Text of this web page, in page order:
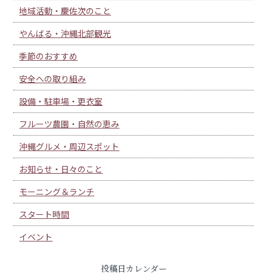
地域活動・慶佐次のこと
やんばる・沖縄北部観光
季節のおすすめ
安全への取り組み
設備・駐車場・更衣室
フルーツ農園・自然の恵み
沖縄グルメ・周辺スポット
お知らせ・日々のこと
モーニング＆ランチ
スタート時間
イベント
投稿日カレンダー